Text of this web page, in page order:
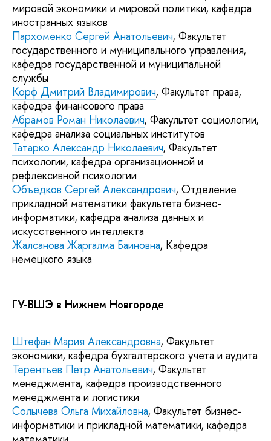
мировой экономики и мировой политики, кафедра
иностранных языков
Пархоменко Сергей Анатольевич, Факультет
государственного и муниципального управления,
кафедра государственной и муниципальной
службы
Корф Дмитрий Владимирович, Факультет права,
кафедра финансового права
Абрамов Роман Николаевич, Факультет социологии,
кафедра анализа социальных институтов
Татарко Александр Николаевич, Факультет
психологии, кафедра организационной и
рефлексивной психологии
Объедков Сергей Александрович, Отделение
прикладной математики факультета бизнес-
информатики, кафедра анализа данных и
искусственного интеллекта
Жалсанова Жаргалма Баиновна, Кафедра
немецкого языка
ГУ-ВШЭ в Нижнем Новгороде
Штефан Мария Александровна, Факультет
экономики, кафедра бухгалтерского учета и аудита
Терентьев Петр Анатольевич, Факультет
менеджмента, кафедра производственного
менеджмента и логистики
Солычева Ольга Михайловна, Факультет бизнес-
информатики и прикладной математики, кафедра